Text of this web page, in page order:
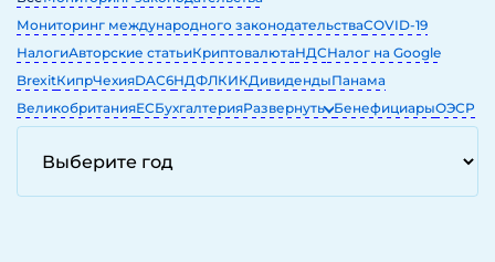
Мониторинг международного законодательстваCOVID-19
НалогиАвторские статьиКриптовалютаНДСНалог на Google
BrexitКипрЧехияDAC6НДФЛКИКДивидендыПанама
ВеликобританияЕСБухгалтерияРазвернуть БенефициарыОЭСР